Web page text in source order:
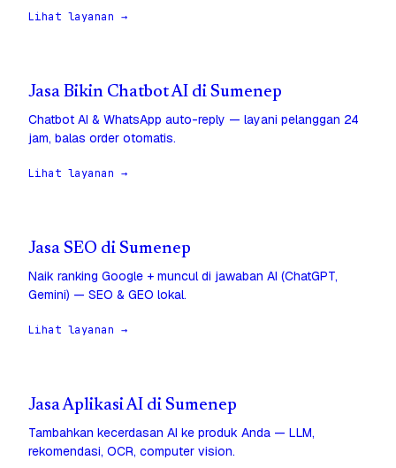
Lihat layanan →
Jasa Bikin Chatbot AI di Sumenep
Chatbot AI & WhatsApp auto-reply — layani pelanggan 24
jam, balas order otomatis.
Lihat layanan →
Jasa SEO di Sumenep
Naik ranking Google + muncul di jawaban AI (ChatGPT,
Gemini) — SEO & GEO lokal.
Lihat layanan →
Jasa Aplikasi AI di Sumenep
Tambahkan kecerdasan AI ke produk Anda — LLM,
rekomendasi, OCR, computer vision.